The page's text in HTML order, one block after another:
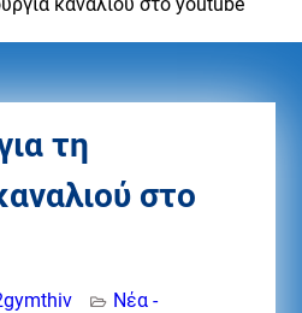
τη
στο
Νέα -